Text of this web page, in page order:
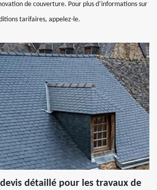
de couverture. Pour plus d’informations sur
tarifaires, appelez-le.
détaillé pour les travaux de